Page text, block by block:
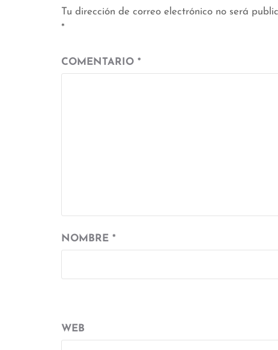
Tu dirección de correo electrónico no será
*
COMENTARIO *
NOMBRE *
WEB